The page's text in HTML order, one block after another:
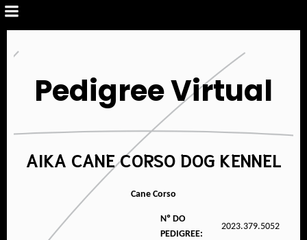
Pedigree Virtual
AIKA CANE CORSO DOG KENNEL
Cane Corso
Nº DO
PEDIGREE:
2023.379.5052